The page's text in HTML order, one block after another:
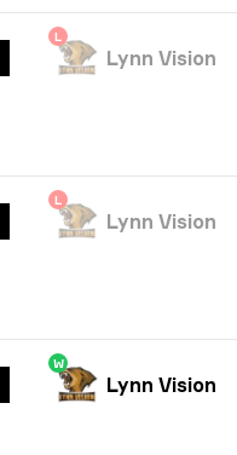
L
Lynn Vision
L
Lynn Vision
W
Lynn Vision